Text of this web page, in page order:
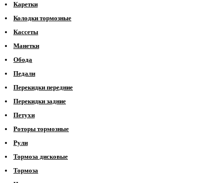
Каретки
Колодки тормозные
Кассеты
Манетки
Обода
Педали
Перекидки передние
Перекидки задние
Петухи
Роторы тормозные
Рули
Тормоза дисковые
Тормоза